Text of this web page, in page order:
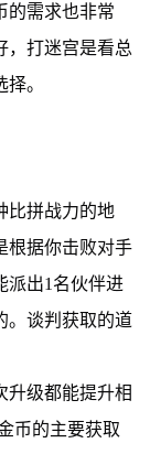
的需求也非常
，打迷宫是看总
。
比拼战力的地
根据你击败对手
派出1名伙伴进
。谈判获取的道
升级都能提升相
币的主要获取